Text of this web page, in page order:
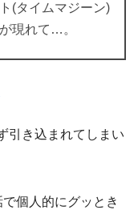
(タイムマジーン)
現れて…。
引き込まれてしまい
個人的にグッとき